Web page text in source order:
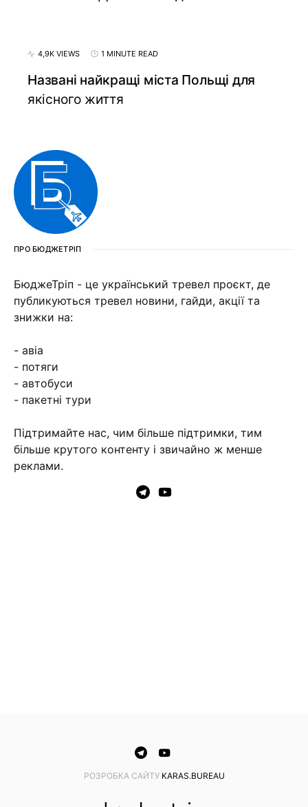
4,9K VIEWS 1 MINUTE READ
Названі найкращі міста Польщі для
якісного життя
ПРО БЮДЖЕТРІП
БюджеТріп - це український тревел проєкт, де
публикуються тревел новини, гайди, акції та
знижки на:
- авіа
- потяги
- автобуси
- пакетні тури
Підтримайте нас, чим більше підтримки, тим
більше крутого контенту і звичайно ж менше
реклами.
PОЗРОБКА САЙТУ KARAS.BUREAU